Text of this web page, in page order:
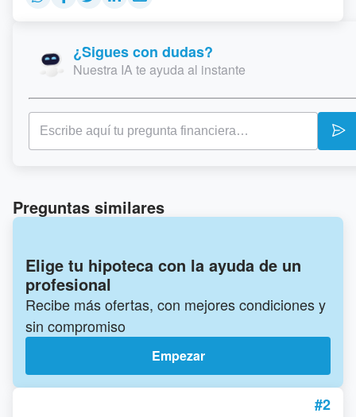
¿Sigues con dudas?
Nuestra IA te ayuda al instante
Preguntas similares
Elige tu hipoteca con la ayuda de un
profesional
Recibe más ofertas, con mejores condiciones y
sin compromiso
Empezar
#2